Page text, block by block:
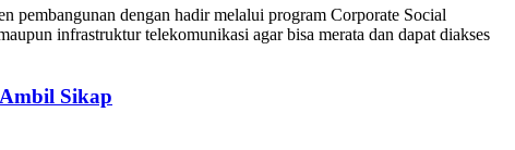
pembangunan dengan hadir melalui program Corporate Social
infrastruktur telekomunikasi agar bisa merata dan dapat diakses
Sikap